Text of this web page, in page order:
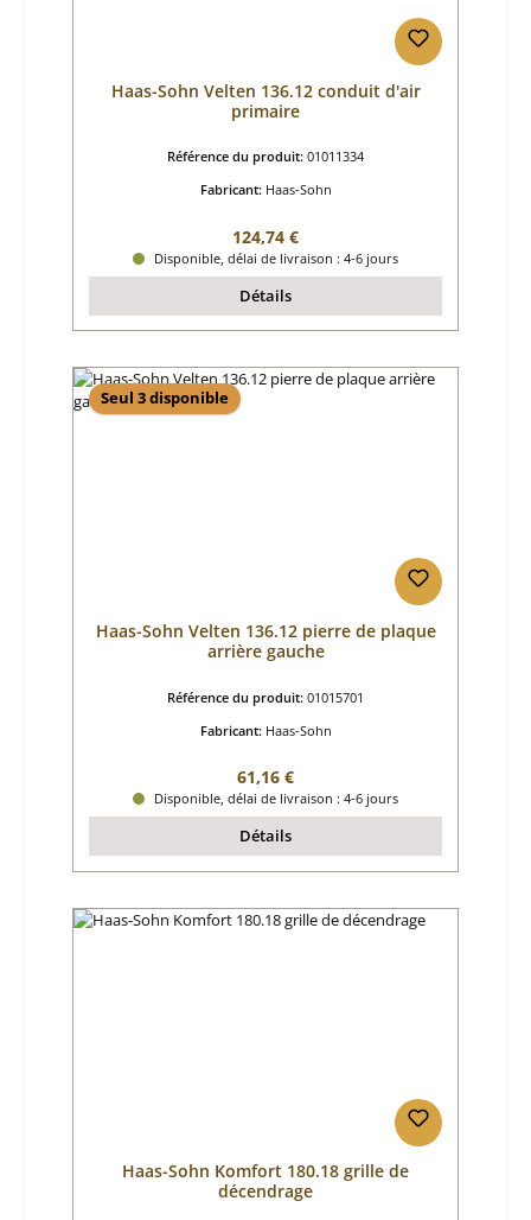
Haas-Sohn Velten 136.12 conduit d'air
primaire
Référence du produit: 01011334
Fabricant: Haas-Sohn
Prix régulier :
124,74 €
Disponible, délai de livraison : 4-6 jours
Détails
Seul 3 disponible
Haas-Sohn Velten 136.12 pierre de plaque
arrière gauche
Référence du produit: 01015701
Fabricant: Haas-Sohn
Prix régulier :
61,16 €
Disponible, délai de livraison : 4-6 jours
Détails
Haas-Sohn Komfort 180.18 grille de
décendrage